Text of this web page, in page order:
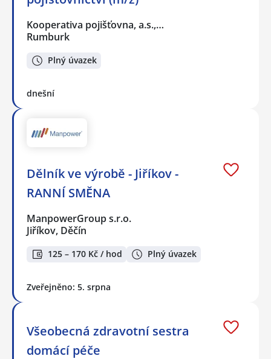
Kooperativa pojišťovna, a.s.,…
Rumburk
Plný úvazek
dnešní
Dělník ve výrobě - Jiříkov -
RANNÍ SMĚNA
ManpowerGroup s.r.o.
Jiříkov, Děčín
125 – 170 Kč / hod Plný úvazek
Zveřejněno: 5. srpna
Všeobecná zdravotní sestra
domácí péče